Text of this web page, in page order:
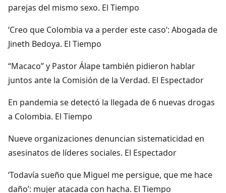
parejas del mismo sexo. El Tiempo
‘Creo que Colombia va a perder este caso’: Abogada de
Jineth Bedoya. El Tiempo
“Macaco” y Pastor Álape también pidieron hablar
juntos ante la Comisión de la Verdad. El Espectador
En pandemia se detectó la llegada de 6 nuevas drogas
a Colombia. El Tiempo
Nueve organizaciones denuncian sistematicidad en
asesinatos de líderes sociales. El Espectador
‘Todavía sueño que Miguel me persigue, que me hace
daño’: mujer atacada con hacha. El Tiempo